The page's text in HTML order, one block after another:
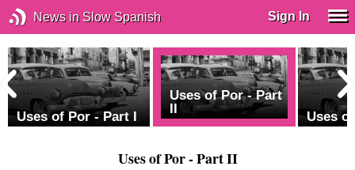
News in Slow Spanish Sign In
Uses of Por - Part I
Uses of Por - Part
II
Uses
Uses of Por - Part II